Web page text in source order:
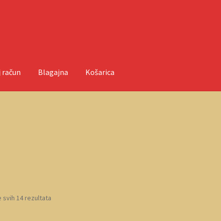
račun Blagajna Košarica
svih 14 rezultata